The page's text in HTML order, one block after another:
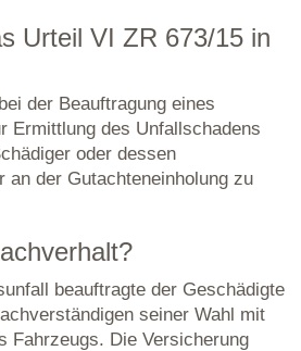
Urteil VI ZR 673/15 in
der Beauftragung eines
Ermittlung des Unfallschadens
oder dessen
an der Gutachteneinholung zu
beauftragte der Geschädigte
seiner Wahl mit
Fahrzeugs. Die Versicherung